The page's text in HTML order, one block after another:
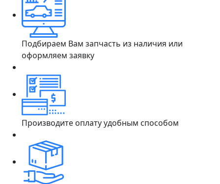
Подбираем Вам запчасть из наличия или
оформляем заявку
Производите оплату удобным способом